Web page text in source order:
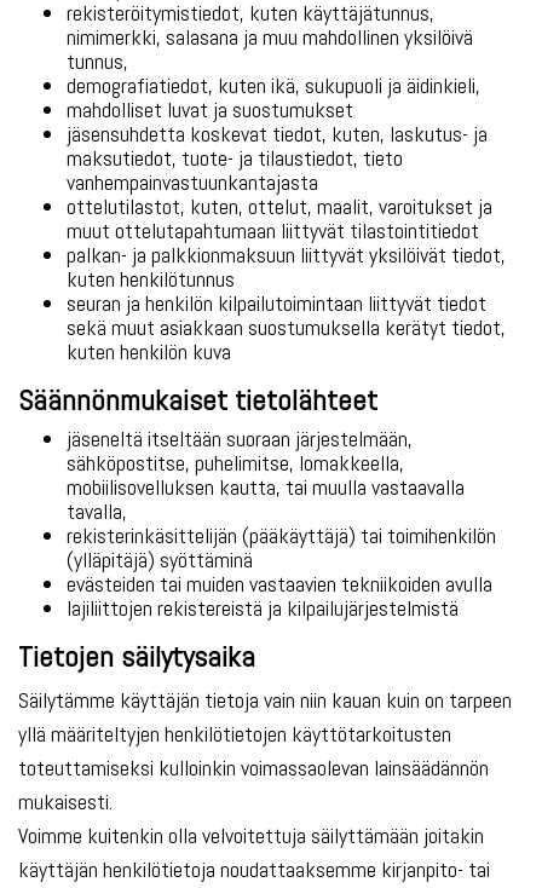
rekisteröitymistiedot, kuten käyttäjätunnus,
nimimerkki, salasana ja muu mahdollinen yksilöivä
tunnus,
demografiatiedot, kuten ikä, sukupuoli ja äidinkieli,
mahdolliset luvat ja suostumukset
jäsensuhdetta koskevat tiedot, kuten, laskutus- ja
maksutiedot, tuote- ja tilaustiedot, tieto
vanhempainvastuunkantajasta
ottelutilastot, kuten, ottelut, maalit, varoitukset ja
muut ottelutapahtumaan liittyvät tilastointitiedot
palkan- ja palkkionmaksuun liittyvät yksilöivät tiedot,
kuten henkilötunnus
seuran ja henkilön kilpailutoimintaan liittyvät tiedot
sekä muut asiakkaan suostumuksella kerätyt tiedot,
kuten henkilön kuva
Säännönmukaiset tietolähteet
jäseneltä itseltään suoraan järjestelmään,
sähköpostitse, puhelimitse, lomakkeella,
mobiilisovelluksen kautta, tai muulla vastaavalla
tavalla,
rekisterinkäsittelijän (pääkäyttäjä) tai toimihenkilön
(ylläpitäjä) syöttäminä
evästeiden tai muiden vastaavien tekniikoiden avulla
lajiliittojen rekistereistä ja kilpailujärjestelmistä
Tietojen säilytysaika
Säilytämme käyttäjän tietoja vain niin kauan kuin on tarpeen
yllä määriteltyjen henkilötietojen käyttötarkoitusten
toteuttamiseksi kulloinkin voimassaolevan lainsäädännön
mukaisesti.
Voimme kuitenkin olla velvoitettuja säilyttämään joitakin
käyttäjän henkilötietoja noudattaaksemme kirjanpito- tai